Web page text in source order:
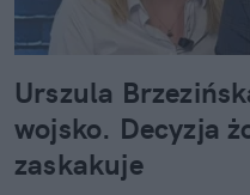
Urszula
wojsko. Decyzja
zaskakuje